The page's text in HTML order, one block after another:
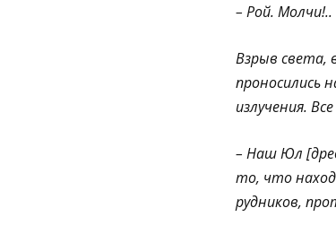
– Рой. Молчи!..
Взрыв света,
проносились
излучения.
– Наш Юл
то, что
рудников,